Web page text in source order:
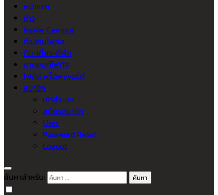
หน้าแรก
ข่าว
Inside Campus
ท้องถิ่นโฟกัส
กิน-เที่ยว-ที่พัก
ยานยนต์โฟกัส
โฟกัส พร็อพเพอร์ตี้
สมาชิก
เข้าสู่ระบบ
สมัครสมาชิก
User
Password Reset
Logout
ค้นหาสำหรับ: